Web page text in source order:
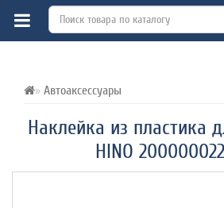
Автоаксессуары
Наклейка из пластика
HINO
ВСЕ О ТОВАРЕ ХАРАКТЕРИСТИКИ